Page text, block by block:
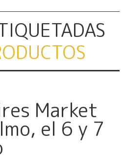
Market
el 6 y 7